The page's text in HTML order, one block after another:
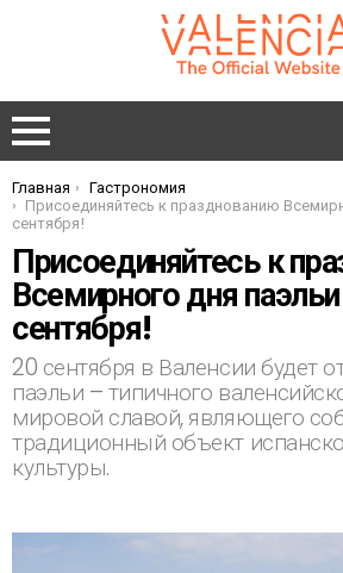
You are here:
Главная Гастрономия
Присоединяйтесь к празднованию
сентября!
Присоединяйтесь к
Всемирного дня
сентября!
20 сентября в Валенсии будет
паэльи – типичного
мировой славой, являющего
традиционный объект
культуры.